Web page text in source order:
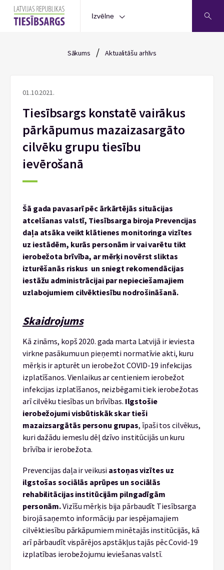
Izvēlne
Sākums / Aktualitāšu arhīvs
01.10.2021.
Tiesībsargs konstatē vairākus
pārkāpumus mazaizasargāto
cilvēku grupu tiesību
ievērošanā
Šā gada pavasarī pēc ārkārtējās situācijas
atcelšanas valstī, Tiesībsarga biroja Prevencijas
daļa atsāka veikt klātienes monitoringa vizītes
uz iestādēm, kurās personām ir vai varētu tikt
ierobežota brīvība, ar mērķi novērst sliktas
izturēšanās riskus un sniegt rekomendācijas
iestāžu administrācijai par nepieciešamajiem
uzlabojumiem cilvēktiesību nodrošināšanā.
Skaidrojums
Kā zināms, kopš 2020. gada marta Latvijā ir ieviesta
virkne pasākumu un pieņemti normatīvie akti, kuru
mērķis ir apturēt un ierobežot COVID-19 infekcijas
izplatīšanos. Vienlaikus ar centieniem ierobežot
infekcijas izplatīšanos, neizbēgami tiek ierobežotas
arī cilvēku tiesības un brīvības. Ilgstošie
ierobežojumi visbūtiskāk skar tieši
mazaizsargātās personu grupas, īpaši tos cilvēkus,
kuri dažādu iemeslu dēļ dzīvo institūcijās un kuru
brīvība ir ierobežota.
Prevencijas daļa ir veikusi astoņasvizītes uz
ilgstošas sociālās aprūpes un sociālās
rehabilitācijas institūcijām pilngadīgām
personām.Vizīšu mērķis bija pārbaudīt Tiesībsarga
birojā saņemto informāciju par iespējamajiem
cilvēktiesību pārkāpumiem minētajās institūcijās, kā
arī pārbaudīt vispārējos apstākļus tajās pēc Covid-19
izplatības ierobežojumu ieviešanas valstī.